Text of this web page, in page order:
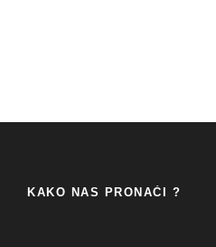
KAKO NAS PRONAĆI ?